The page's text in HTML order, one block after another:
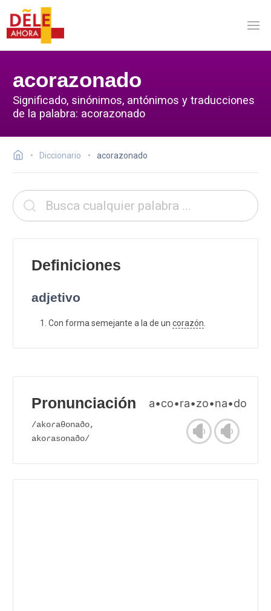
acorazonado
Significado, sinónimos, antónimos y traducciones
de la palabra: acorazonado
Diccionario acorazonado
Definiciones
adjetivo
Con forma semejante a la de un corazón
Pronunciación a•co•ra•zo•na•do
/akoɾaθonaðo,
akoɾasonaðo/